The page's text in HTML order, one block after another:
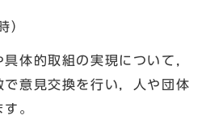
）
体的取組の実現について，
で意見交換を行い，人や団体
。